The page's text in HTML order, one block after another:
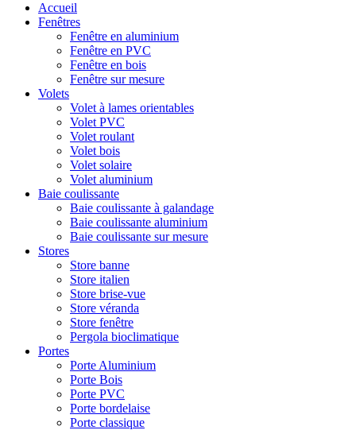
Accueil
Fenêtres
Fenêtre en aluminium
Fenêtre en PVC
Fenêtre en bois
Fenêtre sur mesure
Volets
Volet à lames orientables
Volet PVC
Volet roulant
Volet bois
Volet solaire
Volet aluminium
Baie coulissante
Baie coulissante à galandage
Baie coulissante aluminium
Baie coulissante sur mesure
Stores
Store banne
Store italien
Store brise-vue
Store véranda
Store fenêtre
Pergola bioclimatique
Portes
Porte Aluminium
Porte Bois
Porte PVC
Porte bordelaise
Porte classique